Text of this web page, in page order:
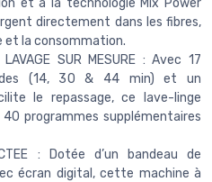
directement dans les fibres,
et la consommation.
LAVAGE SUR MESURE : Avec 17
(14, 30 & 44 min) et un
le repassage, ce lave-linge
40 programmes supplémentaires
: Dotée d’un bandeau de
écran digital, cette machine à